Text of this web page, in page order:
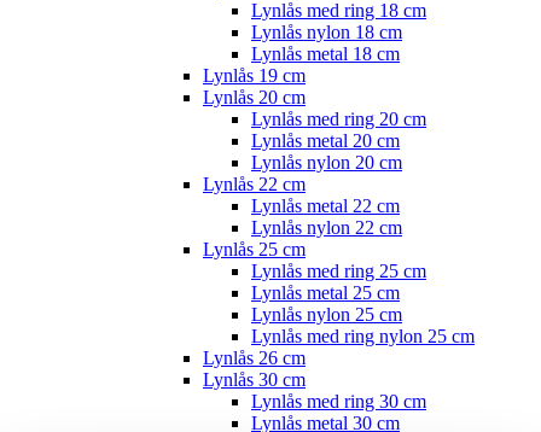
Lynlås med ring 18 cm
Lynlås nylon 18 cm
Lynlås metal 18 cm
Lynlås 19 cm
Lynlås 20 cm
Lynlås med ring 20 cm
Lynlås metal 20 cm
Lynlås nylon 20 cm
Lynlås 22 cm
Lynlås metal 22 cm
Lynlås nylon 22 cm
Lynlås 25 cm
Lynlås med ring 25 cm
Lynlås metal 25 cm
Lynlås nylon 25 cm
Lynlås med ring nylon 25 cm
Lynlås 26 cm
Lynlås 30 cm
Lynlås med ring 30 cm
Lynlås metal 30 cm